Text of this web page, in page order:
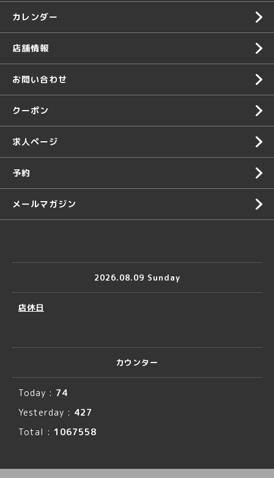
カレンダー
店舗情報
お問い合わせ
クーポン
求人ページ
予約
メールマガジン
2026.08.09 Sunday
店休日
カウンター
Today : 74
Yesterday : 427
Total : 1067558